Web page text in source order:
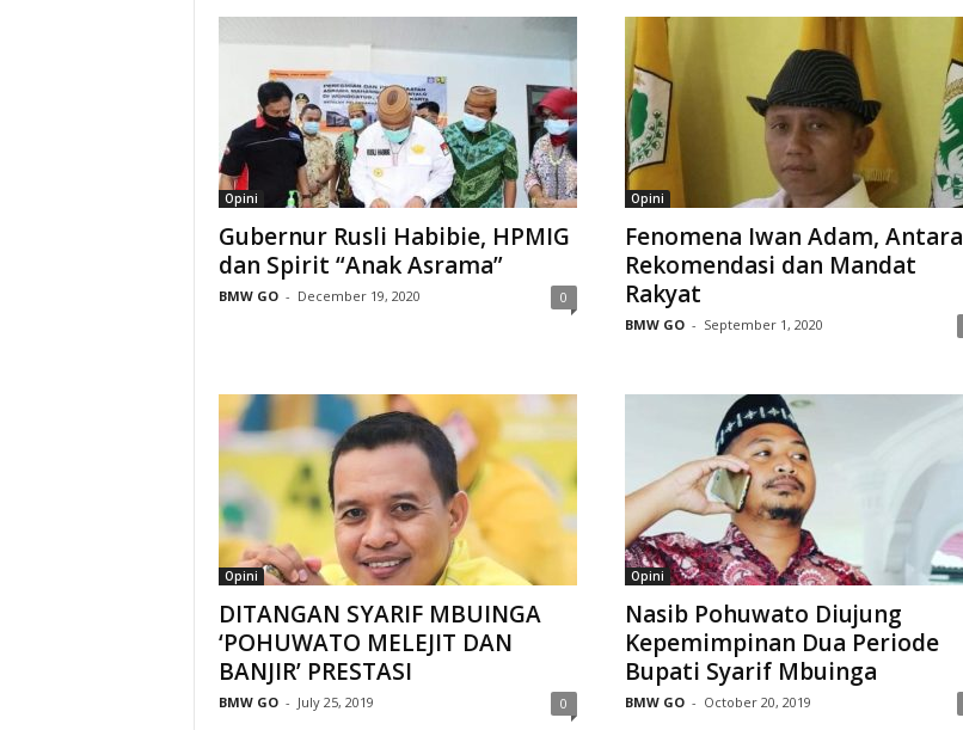
Opini
Gubernur Rusli Habibie, HPMIG
dan Spirit “Anak Asrama”
BMW GO - December 19, 2020 0
Opini
Fenomena Iwan Adam, Antara
Rekomendasi dan Mandat
Rakyat
BMW GO - September 1, 2020
Opini
DITANGAN SYARIF MBUINGA
‘POHUWATO MELEJIT DAN
BANJIR’ PRESTASI
BMW GO - July 25, 2019 0
Opini
Nasib Pohuwato Diujung
Kepemimpinan Dua Periode
Bupati Syarif Mbuinga
BMW GO - October 20, 2019